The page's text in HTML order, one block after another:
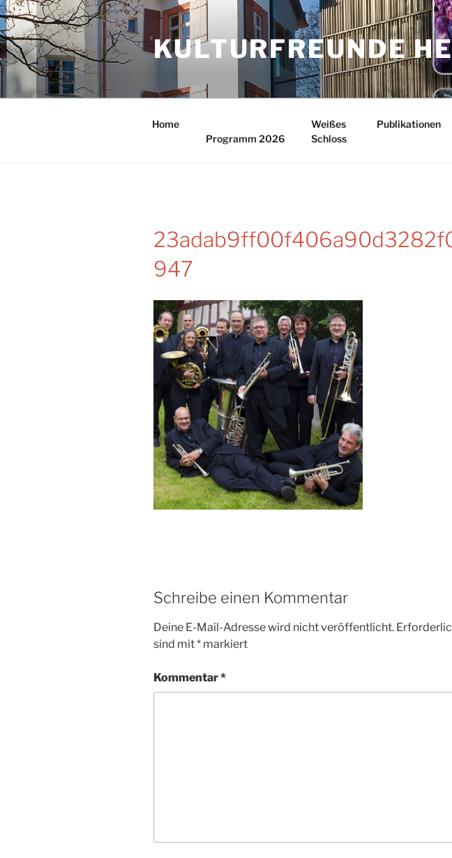
Zum
Inhalt
springen
KULTURFREUNDE
Home
Programm 2026
Weißes
Schloss
Publikationen
947
Schreibe einen Kommentar
Deine E-Mail-Adresse wird nicht veröffentlicht.
sind mit* markiert
Kommentar*